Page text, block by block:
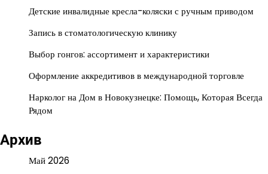
Детские инвалидные кресла-коляски с ручным приводом
Запись в стоматологическую клинику
Выбор гонгов: ассортимент и характеристики
Оформление аккредитивов в международной торговле
Нарколог на Дом в Новокузнецке: Помощь, Которая Всегда
Рядом
Архив
Май 2026